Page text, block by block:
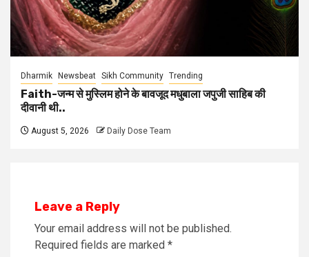
Dharmik Newsbeat Sikh Community Trending
Faith-जन्म से मुस्लिम होने के बावजूद मधुबाला जपुजी साहिब की
दीवानी थी..
August 5, 2026 Daily Dose Team
Leave a Reply
Your email address will not be published.
Required fields are marked *